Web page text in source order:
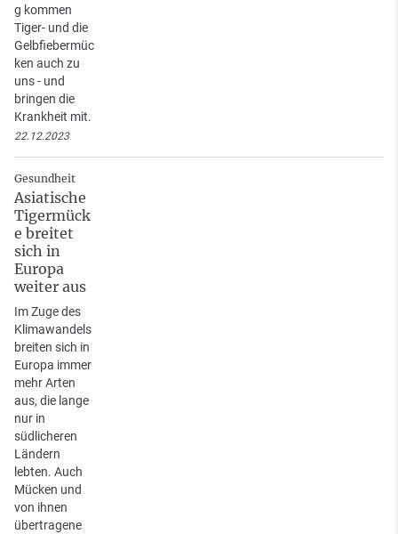
g kommen
Tiger- und die
Gelbfiebermüc
ken auch zu
uns - und
bringen die
Krankheit mit.
22.12.2023
Gesundheit
Asiatische
Tigermück
e breitet
sich in
Europa
weiter aus
Im Zuge des
Klimawandels
breiten sich in
Europa immer
mehr Arten
aus, die lange
nur in
südlicheren
Ländern
lebten. Auch
Mücken und
von ihnen
übertragene